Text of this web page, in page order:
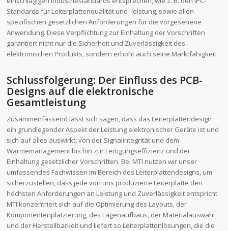
Standards für Leiterplattenqualität und -leistung, sowie allen
spezifischen gesetzlichen Anforderungen für die vorgesehene
Anwendung. Diese Verpflichtung zur Einhaltung der Vorschriften
garantiert nicht nur die Sicherheit und Zuverlässigkeit des
elektronischen Produkts, sondern erhöht auch seine Marktfähigkeit.
Schlussfolgerung: Der Einfluss des PCB-
Designs auf die elektronische
Gesamtleistung
Zusammenfassend lässt sich sagen, dass das Leiterplattendesign
ein grundlegender Aspekt der Leistung elektronischer Geräte ist und
sich auf alles auswirkt, von der Signalintegrität und dem
Wärmemanagement bis hin zur Fertigungseffizienz und der
Einhaltung gesetzlicher Vorschriften. Bei MTI nutzen wir unser
umfassendes Fachwissen im Bereich des Leiterplattendesigns, um
sicherzustellen, dass jede von uns produzierte Leiterplatte den
höchsten Anforderungen an Leistung und Zuverlässigkeit entspricht.
MTI konzentriert sich auf die Optimierung des Layouts, der
Komponentenplatzierung, des Lagenaufbaus, der Materialauswahl
und der Herstellbarkeit und liefert so Leiterplattenlösungen, die die